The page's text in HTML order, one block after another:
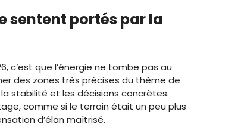
sentent portés par la
c’est que l’énergie ne tombe pas au
des zones très précises du thème de
la stabilité et les décisions concrètes.
comme si le terrain était un peu plus
d’élan maîtrisé.